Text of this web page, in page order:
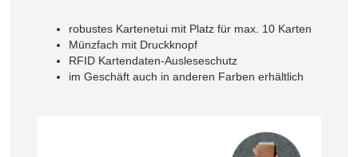
robustes Kartenetui mit Platz für max. 10 Karten
Münzfach mit Druckknopf
RFID Kartendaten-Ausleseschutz
im Geschäft auch in anderen Farben erhältlich